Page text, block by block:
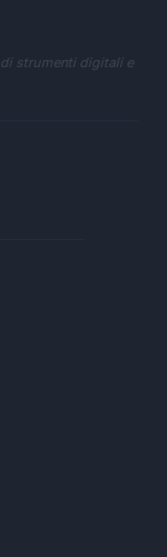
strumenti digitali e